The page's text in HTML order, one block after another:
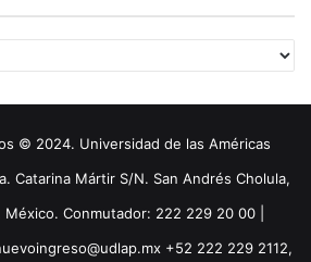
© 2024. Universidad de las Américas
Catarina Mártir S/N. San Andrés Cholula,
México. Conmutador: 222 229 20 00 |
+52 222 229 2112,